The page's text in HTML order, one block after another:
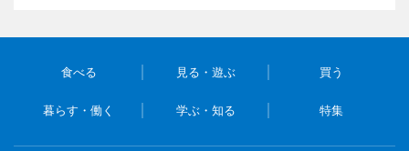
食べる 見る・遊ぶ 買う
暮らす・働く 学ぶ・知る 特集